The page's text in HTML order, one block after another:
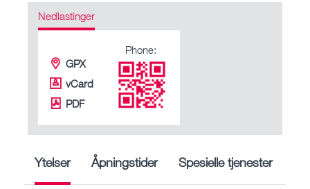
Nedlastinger
GPX
vCard
PDF
Phone:
Ytelser Åpningstider Spesielle tjenester